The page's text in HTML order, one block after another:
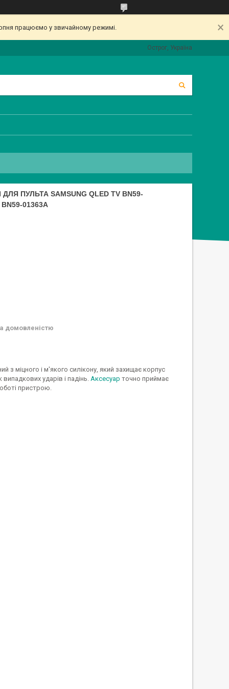
працюємо у звичайному режимі.
Острог, Україна
ПУЛЬТА SAMSUNG QLED TV BN59-
01363A
домовленістю
з міцного і м'якого силікону, який захищає корпус
ударів і падінь. Аксесуар точно приймає
пристрою.